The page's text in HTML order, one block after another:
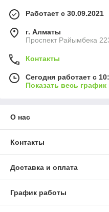
Работает с 30.09.2021
г. Алматы
Проспект Райымбека
Контакты
Сегодня работает с
Показать весь
О нас
Контакты
Доставка и оплата
График работы